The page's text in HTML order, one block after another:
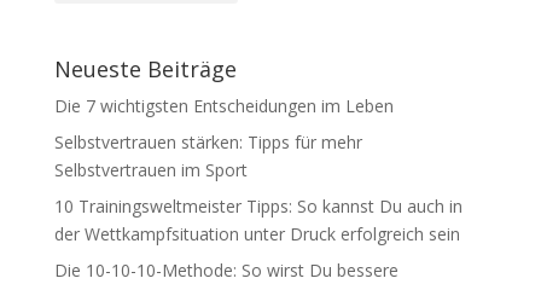
Neueste Beiträge
Die 7 wichtigsten Entscheidungen im Leben
Selbstvertrauen stärken: Tipps für mehr
Selbstvertrauen im Sport
10 Trainingsweltmeister Tipps: So kannst Du auch in
der Wettkampfsituation unter Druck erfolgreich sein
Die 10-10-10-Methode: So wirst Du bessere